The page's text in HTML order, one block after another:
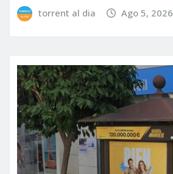
torrent al dia Ago 5, 2026